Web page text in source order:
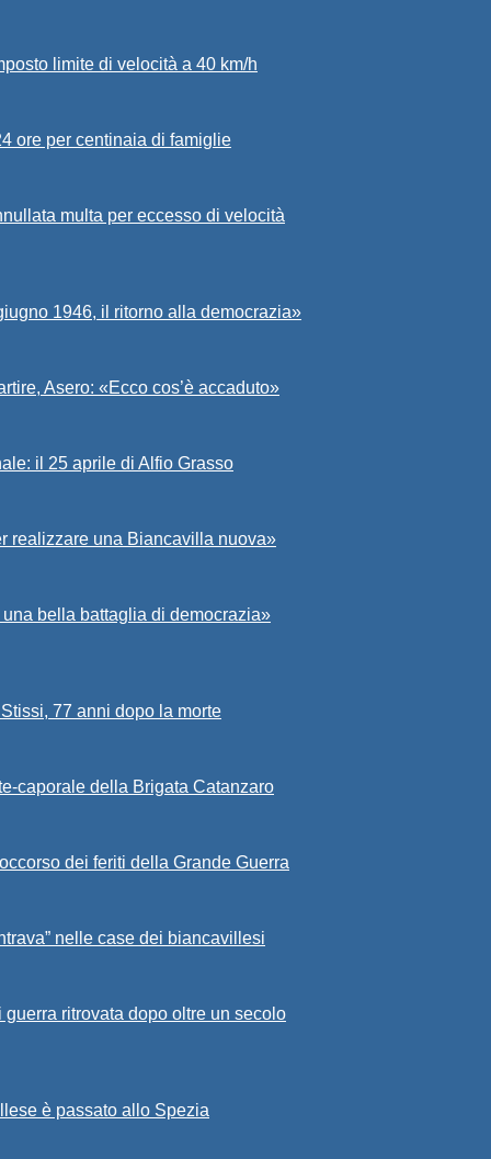
limite di velocità a 40 km/h
ore per centinaia di famiglie
multa per eccesso di velocità
1946, il ritorno alla democrazia»
Asero: «Ecco cos’è accaduto»
il 25 aprile di Alfio Grasso
realizzare una Biancavilla nuova»
bella battaglia di democrazia»
77 anni dopo la morte
caporale della Brigata Catanzaro
dei feriti della Grande Guerra
nelle case dei biancavillesi
ritrovata dopo oltre un secolo
è passato allo Spezia